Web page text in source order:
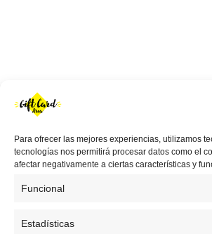
Para ofrecer las mejores experiencias, utilizamos
tecnologías nos permitirá procesar datos como el
afectar negativamente a ciertas características y
Funcional
Estadísticas